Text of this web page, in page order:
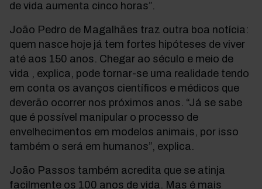
de vida aumenta cinco horas”.
João Pedro de Magalhães traz outra boa notícia:
quem nasce hoje já tem fortes hipóteses de viver
até aos 150 anos. Chegar ao século e meio de
vida , explica, pode tornar-se uma realidade tendo
em conta os avanços científicos e médicos que
deverão ocorrer nos próximos anos. “Já se sabe
que é possível manipular o processo de
envelhecimentos em modelos animais, por isso
também o será em humanos”, explica.
João Passos também acredita que se atinja
facilmente os 100 anos de vida. Mas é mais